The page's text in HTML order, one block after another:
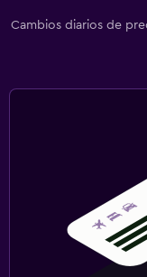
Cambios diarios de